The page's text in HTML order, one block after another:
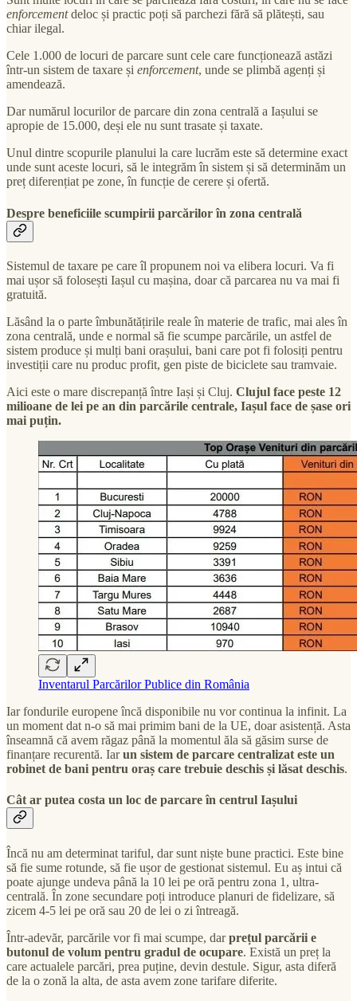
enforcementdeloc și practic poți să parchezi fără să plătești, sau
chiar ilegal.
Cele 1.000 de locuri de parcare sunt cele care funcționează astăzi
într-un sistem de taxare și enforcement, unde se plimbă agenți și
amendează.
Dar numărul locurilor de parcare din zona centrală a Iașului se
apropie de 15.000, deși ele nu sunt trasate și taxate.
Unul dintre scopurile planului la care lucrăm este să determine exact
unde sunt aceste locuri, să le integrăm în sistem și să determinăm un
preț diferențiat pe zone, în funcție de cerere și ofertă.
Despre beneficiile scumpirii parcărilor în zona centrală
Sistemul de taxare pe care îl propunem noi va elibera locuri. Va fi
mai ușor să folosești Iașul cu mașina, doar că parcarea nu va mai fi
gratuită.
Lăsând la o parte îmbunătățirile reale în materie de trafic, mai ales în
zona centrală, unde e normal să fie scumpe parcările, un astfel de
sistem produce și mulți bani orașului, bani care pot fi folosiți pentru
investiții care nu produc profit, gen piste de biciclete sau tramvaie.
Aici este o mare discrepanță între Iași și Cluj. Clujul face peste 12
milioane de lei pe an din parcările centrale, Iașul face de șase ori
mai puțin.
Inventarul Parcărilor Publice din România
Iar fondurile europene încă disponibile nu vor continua la infinit. La
un moment dat n-o să mai primim bani de la UE, doar asistență. Asta
înseamnă că avem răgaz până la momentul ăla să găsim surse de
finanțare recurentă. Iarun sistem de parcare centralizat este un
robinet de bani pentru oraș care trebuie deschis și lăsat deschis.
Cât ar putea costa un loc de parcare în centrul Iașului
Încă nu am determinat tariful, dar sunt niște bune practici. Este bine
să fie sume rotunde, să fie ușor de gestionat sistemul. Eu aș intui că
poate ajunge undeva până la 10 lei pe oră pentru zona 1, ultra-
centrală. În zone secundare poți introduce planuri de fidelizare, să
zicem 4-5 lei pe oră sau 20 de lei o zi întreagă.
Într-adevăr, parcările vor fi mai scumpe, darprețul parcării e
butonul de volum pentru gradul de ocupare. Există un preț la
care actualele parcări, prea puține, devin destule. Sigur, asta diferă
de la o zonă la alta, de asta avem zone tarifare diferite.